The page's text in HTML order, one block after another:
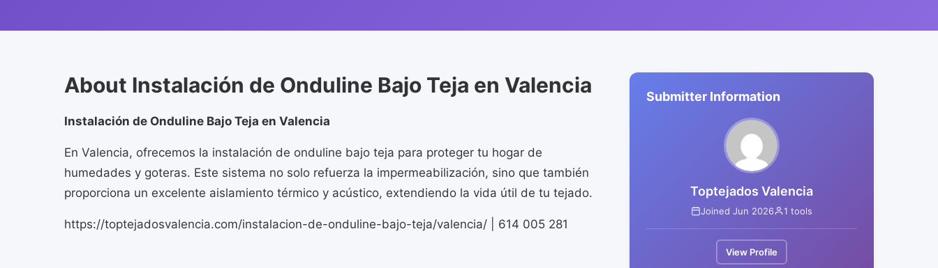
About Instalación de Onduline Bajo Teja en Valencia
Instalación de Onduline Bajo Teja en Valencia
En Valencia, ofrecemos la instalación de onduline bajo teja para proteger tu hogar de
humedades y goteras. Este sistema no solo refuerza la impermeabilización, sino que también
proporciona un excelente aislamiento térmico y acústico, extendiendo la vida útil de tu tejado.
https://toptejadosvalencia.com/instalacion-de-onduline-bajo-teja/valencia/ | 614 005 281
Submitter Information
Toptejados Valencia
Joined Jun 2026 1 tools
View Profile